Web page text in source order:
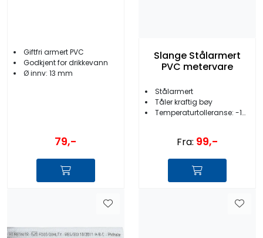
Giftfri armert PVC
Godkjent for drikkevann
Ø innv: 13 mm
79,-
Slange Stålarmert
PVC metervare
Stålarmert
Tåler kraftig bøy
Temperaturtolleranse: -10 til +60ºC
Fra: 99,-